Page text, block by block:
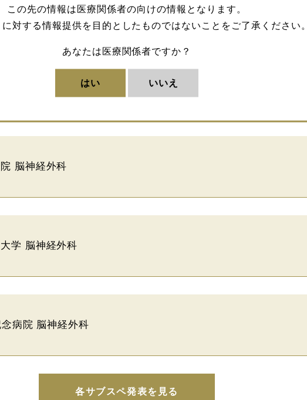
この先の情報は医療関係者の向けの情報となります。
対する情報提供を目的としたものではないことをご了承ください。
あなたは医療関係者ですか？
はい いいえ
合医療センター 高度救命救急センター
科大学附属病院 脳神経外科
脳神経外科
学 脳神経外科
病院 脳神経外科
各サブスペ発表を見る